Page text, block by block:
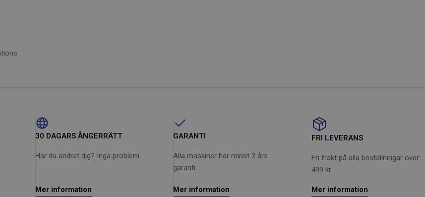
30 DAGARS ÅNGERRÄTT
Har du ändrat dig? Inga problem
Mer information
GARANTI
Alla maskiner har minst 2 års
garanti
Mer information
FRI LEVERANS
Fri frakt på alla beställningar över
499 kr
Mer information